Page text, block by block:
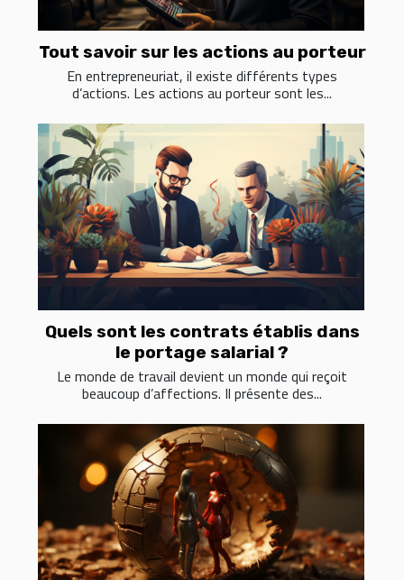
Tout savoir sur les actions au porteur
En entrepreneuriat, il existe différents types
d’actions. Les actions au porteur sont les...
Quels sont les contrats établis dans
le portage salarial ?
Le monde de travail devient un monde qui reçoit
beaucoup d’affections. Il présente des...